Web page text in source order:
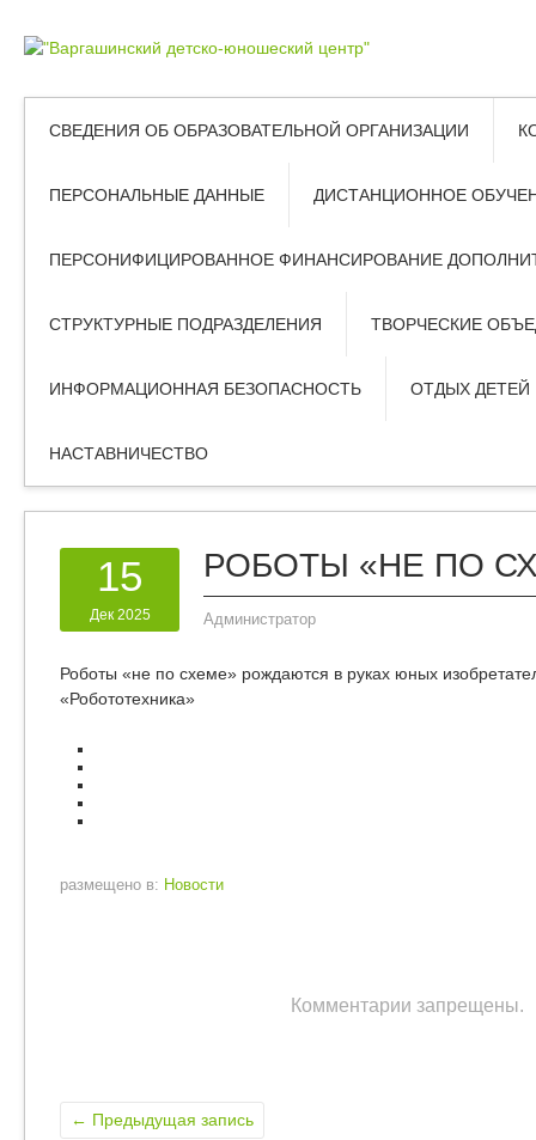
СВЕДЕНИЯ ОБ ОБРАЗОВАТЕЛЬНОЙ ОРГАНИЗАЦИИ
ПЕРСОНАЛЬНЫЕ ДАННЫЕ ДИСТАНЦИОННОЕ
ПЕРСОНИФИЦИРОВАННОЕ ФИНАНСИРОВАНИЕ
СТРУКТУРНЫЕ ПОДРАЗДЕЛЕНИЯ ТВОРЧЕСКИЕ
ИНФОРМАЦИОННАЯ БЕЗОПАСНОСТЬ ОТДЫХ ДЕТЕЙ
НАСТАВНИЧЕСТВО
15
Дек 2025
РОБОТЫ «НЕ ПО
Администратор
Роботы «не по схеме» рождаются в руках юных
«Робототехника»
размещено в: Новости
Комментарии запрещены.
← Предыдущая запись